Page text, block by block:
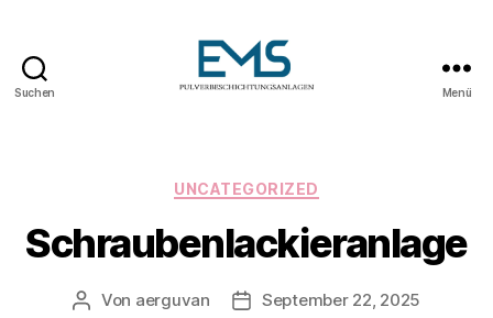
Suchen Menü
Kategorien
UNCATEGORIZED
Schraubenlackieranlage
Beitragsautor
Von aerguvan Veröffentlichungsdatum
September 22, 2025